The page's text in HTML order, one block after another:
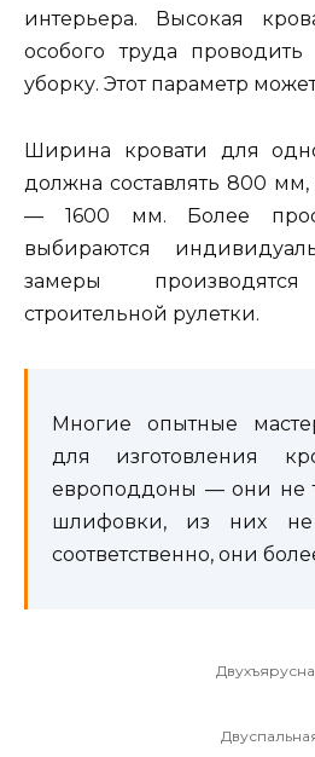
интерьера. Высокая
особого труда
уборку. Этот параметр
Ширина кровати для
должна составлять 800
— 1600 мм. Более
выбираются
замеры
строительной рулетки.
Многие опытные
для изготовления
европоддоны — они не
шлифовки, из них не
соответственно, они